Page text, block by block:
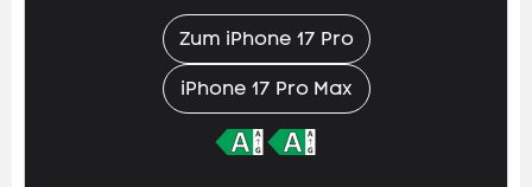
Zum iPhone 17 Pro
iPhone 17 Pro Max